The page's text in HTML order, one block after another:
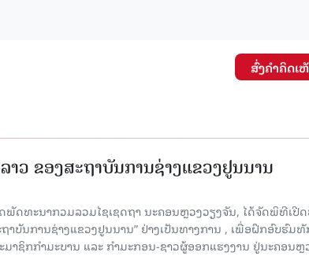
ສົ່ງຄໍາຄິດເ
ວ ຂອງສະຖາບັນການຊ່າງແຂວງຢູນນານ
ດທະນາກວມລວມໄຊເຊດຖາ ນະຄອນຫຼວງວຽງຈັນ, ໄດ້ຈັດພິທີເປີ
າບັນການຊ່າງແຂວງຢູນນານ” ຢ່າງເປັນທາງການ , ເພື່ອຝຶກອົບຮົມ
າຊິກກຳມະບານ ແລະ ກຳມະກອນ-ຊາວຜູ້ອອກແຮງງານ ຢູ່ນະຄອນຫຼ